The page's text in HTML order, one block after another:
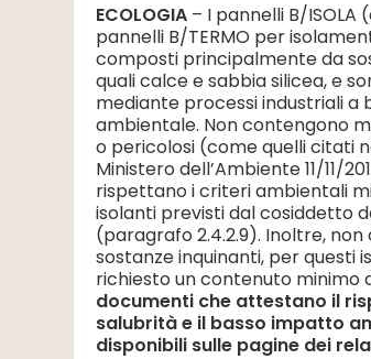
ECOLOGIA – I pannelli B/ISOLA
pannelli B/TERMO per
composti principalmente da
quali calce e sabbia silicea, e
mediante processi industriali a
ambientale. Non contengono
o pericolosi (come quelli citati
Ministero dell’Ambiente 11/11/
rispettano i criteri ambientali
isolanti previsti dal cosiddetto
(paragrafo 2.4.2.9). Inoltre,
sostanze inquinanti, per questi
richiesto un contenuto minimo
documenti che attestano il
salubrità e il basso impatto
disponibili sulle pagine dei